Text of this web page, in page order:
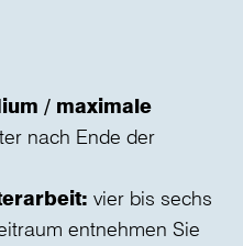
/ maximale
nach Ende der
vier bis sechs
entnehmen Sie